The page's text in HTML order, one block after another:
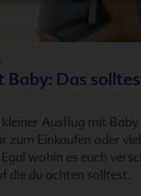
Das
Ausflug mit Baby
zum Einkaufen oder
wohin es euch
die du achten solltest.